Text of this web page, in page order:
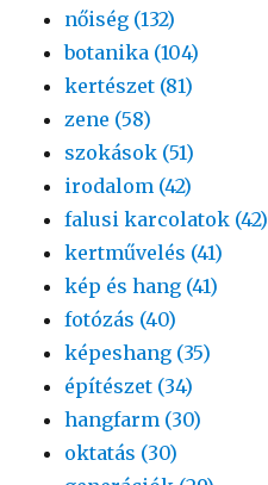
nőiség (132)
botanika (104)
kertészet (81)
zene (58)
szokások (51)
irodalom (42)
falusi karcolatok (42)
kertművelés (41)
kép és hang (41)
fotózás (40)
képeshang (35)
építészet (34)
hangfarm (30)
oktatás (30)